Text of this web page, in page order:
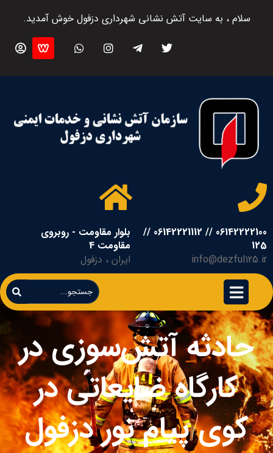
سلام ، به سایت آتش نشانی شهرداری دزفول خوش آمدید.
06142222100 // 06142221112 //
125
info@dezful125.ir
بلوار مقاومت - روبروی
مقاومت 4
ایران ، دزفول
حادثه آتش‌سوزی در
کارگاه ضایعاتی در
کوی پیام نور دزفول